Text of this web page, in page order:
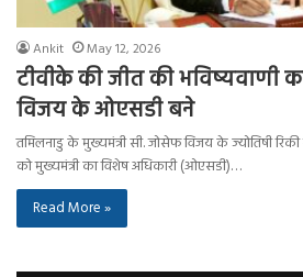
Ankit May 12, 2026
टीवीके की जीत की भविष्यवाणी
विजय के ओएसडी बने
तमिलनाडु के मुख्यमंत्री सी. जोसेफ विजय के ज्योतिषी रिकी
को मुख्यमंत्री का विशेष अधिकारी (ओएसडी)…
Read More »